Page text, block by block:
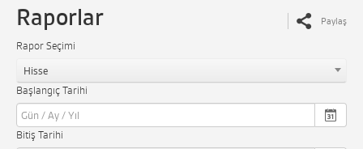
Raporlar Paylaş
Rapor Seçimi
Hisse
Başlangıç Tarihi
Bitiş Tarihi